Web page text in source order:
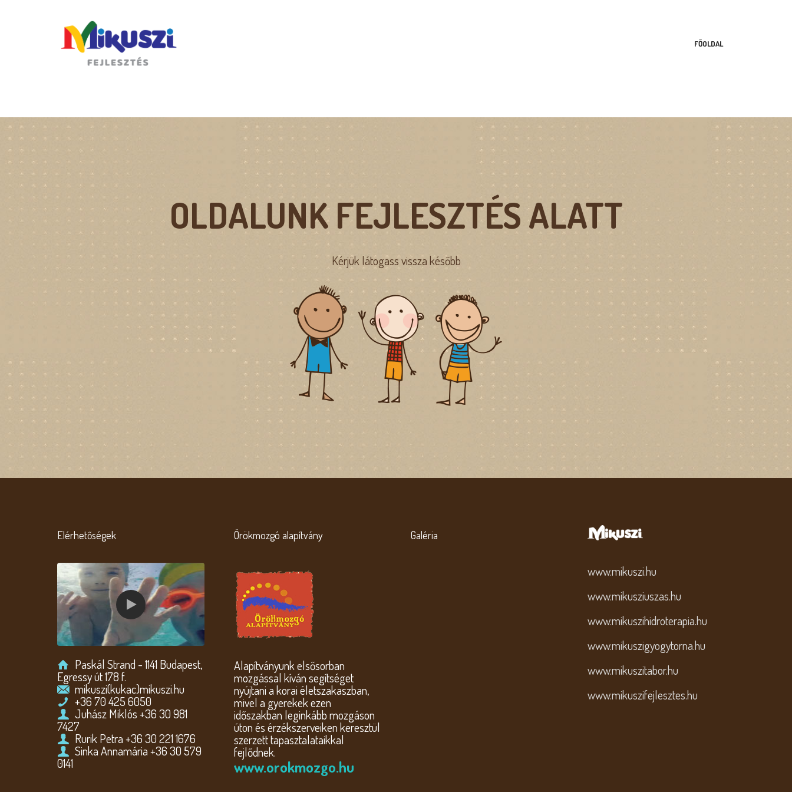
FŐOLDAL
OLDALUNK FEJLESZTÉS ALATT
Kérjük látogass vissza később
Elérhetőségek
Paskál Strand - 1141 Budapest,
Egressy út 178 f.
mikuszi(kukac)mikuszi.hu
+36 70 425 6050
Juhász Miklós +36 30 981
7427
Rurik Petra +36 30 221 1676
Sinka Annamária +36 30 579
0141
Örökmozgó alapítvány
Alapítványunk elsősorban
mozgással kíván segítséget
nyújtani a korai életszakaszban,
mivel a gyerekek ezen
időszakban leginkább mozgáson
úton és érzékszerveiken keresztül
szerzett tapasztalataikkal
fejlődnek.
www.orokmozgo.hu
Galéria
www.mikuszi.hu
www.mikusziuszas.hu
www.mikuszihidroterapia.hu
www.mikuszigyogytorna.hu
www.mikuszitabor.hu
www.mikuszifejlesztes.hu